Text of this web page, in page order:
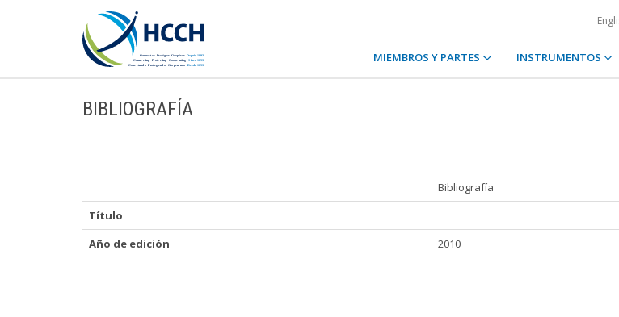
MIEMBROS Y PARTES INSTRUMENTOS
BIBLIOGRAFÍA
Bibliografía
Título
Año de edición
2010